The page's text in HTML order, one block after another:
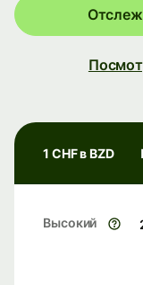
1 CHF в BZD
Высокий